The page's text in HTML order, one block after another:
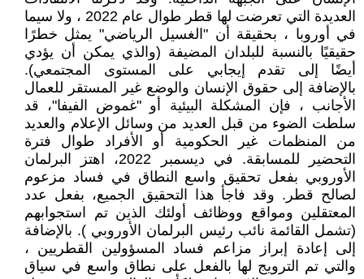
العديدة التي تعرضت لها قطر طوال عام 2022 ، ولا سيما
في أوروبا ، بحقيقة أن "الغسيل الرياضي" يمثل خطرًا
حقيقيًا بالنسبة للبلدان المضيفة (والذي يمكن أن يؤدي
أيضًا إلى تقدم إيجابي على المستوى المجتمعي).
بالإضافة إلى حقوق الإنسان والوضع غير المستقر للعمال
الأجانب ، فإن المشكلة البيئية أو "غموض الفيفا"، قد
سلطت الضوء من قبل العديد من وسائل الإعلام والعديد
من المنظمات غير الحكومية أو الأفراد طوال فترة
التحضير للمسابقة. في ديسمبر 2022، اهتز البرلمان
الأوروبي بفعل تحقيق واسع النطاق في فساد مزعوم
لصالح قطر. وقد فاجأ هذا التحقيق الجميع، بفعل عدد
المعتقلين ومواقع ووظائف أولئك الذين تم استجوابهم
(تشمل القائمة نائب رئيس البرلمان الأوروبي ). بالإضافة
إلى إعادة إبراز مزاعم فساد المسؤولين القطريين ،
والتي تم الترويج لها بالفعل على نطاق واسع في سياق